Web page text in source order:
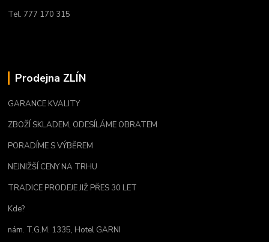
Tel. 777 170 315
Prodejna ZLÍN
GARANCE KVALITY
ZBOŽÍ SKLADEM, ODESÍLÁME OBRATEM
PORADÍME S VÝBĚREM
NEJNIŽŠÍ CENY NA TRHU
TRADICE PRODEJE JIŽ PŘES 30 LET
Kde?
nám. T.G.M. 1335, Hotel GARNI